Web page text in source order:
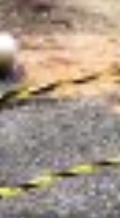
<strike> und <i> werden aus
umgewandelt. Bitte verwende